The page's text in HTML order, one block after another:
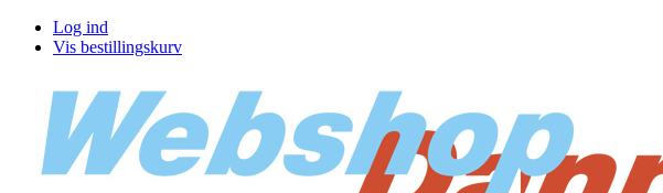
Log ind
Vis bestillingskurv